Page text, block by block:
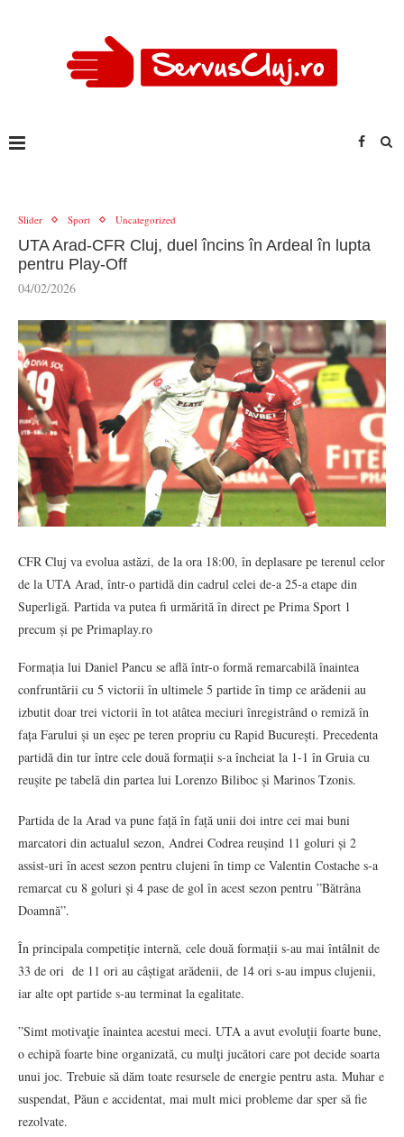
Slider Sport Uncategorized
UTA Arad-CFR Cluj, duel încins în Ardeal în lupta
pentru Play-Off
04/02/2026
CFR Cluj va evolua astăzi, de la ora 18:00, în deplasare pe terenul celor
de la UTA Arad, într-o partidă din cadrul celei de-a 25-a etape din
Superligă. Partida va putea fi urmărită în direct pe Prima Sport 1
precum și pe Primaplay.ro
Formația lui Daniel Pancu se află într-o formă remarcabilă înaintea
confruntării cu 5 victorii în ultimele 5 partide în timp ce arădenii au
izbutit doar trei victorii în tot atâtea meciuri înregistrând o remiză în
fața Farului și un eșec pe teren propriu cu Rapid București. Precedenta
partidă din tur între cele două formații s-a încheiat la 1-1 în Gruia cu
reușite pe tabelă din partea lui Lorenzo Biliboc și Marinos Tzonis.
Partida de la Arad va pune față în față unii doi intre cei mai buni
marcatori din actualul sezon, Andrei Codrea reușind 11 goluri și 2
assist-uri în acest sezon pentru clujeni în timp ce Valentin Costache s-a
remarcat cu 8 goluri și 4 pase de gol în acest sezon pentru ”Bătrâna
Doamnă”.
În principala competiție internă, cele două formații s-au mai întâlnit de
33 de ori de 11 ori au câștigat arădenii, de 14 ori s-au impus clujenii,
iar alte opt partide s-au terminat la egalitate.
”Simt motivaţie înaintea acestui meci. UTA a avut evoluţii foarte bune,
o echipă foarte bine organizată, cu mulţi jucători care pot decide soarta
unui joc. Trebuie să dăm toate resursele de energie pentru asta. Muhar e
suspendat, Păun e accidentat, mai mult mici probleme dar sper să fie
rezolvate.